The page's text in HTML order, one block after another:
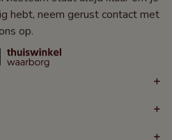
hebt, neem gerust contact met
ons op.
+
+
+